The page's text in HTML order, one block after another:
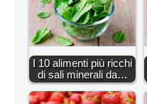
I 10 alimenti più ricchi
di sali minerali da…